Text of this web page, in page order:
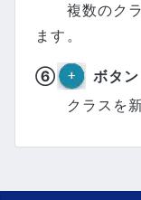
複数のクラ
ます。
⑥
ボタン
クラスを新